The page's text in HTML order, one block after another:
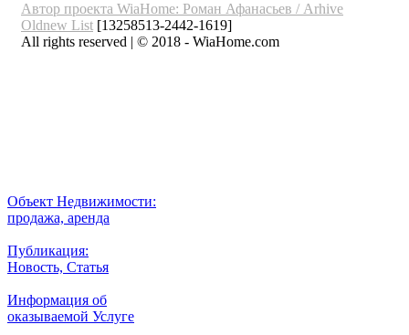
Автор проекта WiaHome: Роман Афанасьев / Arhive
Oldnew List [13258513-2442-1619]
All rights reserved | © 2018 - WiaHome.com
Объект Недвижимости:
продажа, аренда
Публикация:
Новость, Статья
Информация об
оказываемой Услуге